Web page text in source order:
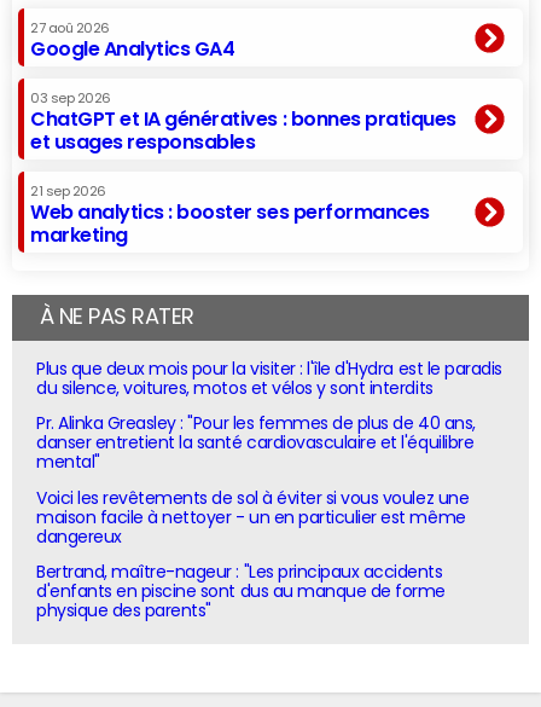
27 aoû 2026
Google Analytics GA4
03 sep 2026
ChatGPT et IA génératives : bonnes pratiques
et usages responsables
21 sep 2026
Web analytics : booster ses performances
marketing
À NE PAS RATER
Plus que deux mois pour la visiter : l'île d'Hydra est le paradis
du silence, voitures, motos et vélos y sont interdits
Pr. Alinka Greasley : "Pour les femmes de plus de 40 ans,
danser entretient la santé cardiovasculaire et l'équilibre
mental"
Voici les revêtements de sol à éviter si vous voulez une
maison facile à nettoyer - un en particulier est même
dangereux
Bertrand, maître-nageur : "Les principaux accidents
d'enfants en piscine sont dus au manque de forme
physique des parents"